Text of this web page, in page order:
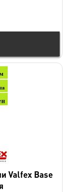
Valfex Base